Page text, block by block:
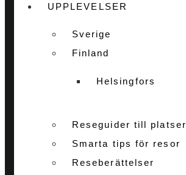
UPPLEVELSER
Sverige
Finland
Helsingfors
Reseguider till platser
Smarta tips för resor
Reseberättelser